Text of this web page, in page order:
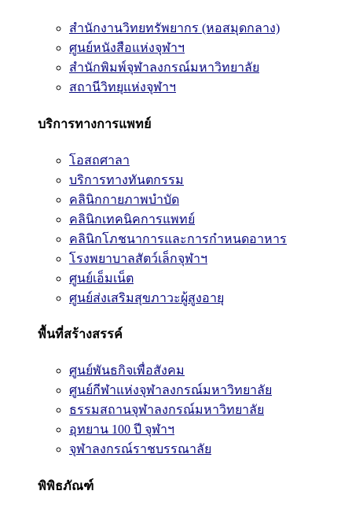
สำนักงานวิทยทรัพยากร (หอสมุดกลาง)
ศูนย์หนังสือแห่งจุฬาฯ
สำนักพิมพ์จุฬาลงกรณ์มหาวิทยาลัย
สถานีวิทยุแห่งจุฬาฯ
บริการทางการแพทย์
โอสถศาลา
บริการทางทันตกรรม
คลินิกกายภาพบำบัด
คลินิกเทคนิคการแพทย์
คลินิกโภชนาการและการกำหนดอาหาร
โรงพยาบาลสัตว์เล็กจุฬาฯ
ศูนย์เอ็มเน็ต
ศูนย์ส่งเสริมสุขภาวะผู้สูงอายุ
พื้นที่สร้างสรรค์
ศูนย์พันธกิจเพื่อสังคม
ศูนย์กีฬาแห่งจุฬาลงกรณ์มหาวิทยาลัย
ธรรมสถานจุฬาลงกรณ์มหาวิทยาลัย
อุทยาน 100 ปี จุฬาฯ
จุฬาลงกรณ์ราชบรรณาลัย
พิพิธภัณฑ์